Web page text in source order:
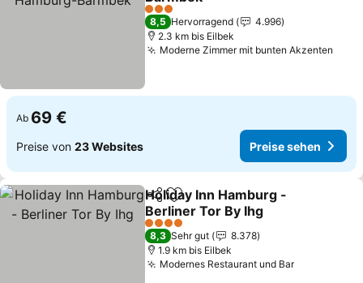
3 Sterne
8,5 Hervorragend
4.996
2.3 km bis Eilbek
Moderne Zimmer mit bunten Akzenten
Ab 69 €
Preise von 23 Websites Preise sehen
TeilenZu Favoriten hinzufügen
Holiday Inn Hamburg -
Berliner Tor By Ihg
4 Sterne
8,3 Sehr gut
8.378
1.9 km bis Eilbek
Modernes Restaurant und Bar